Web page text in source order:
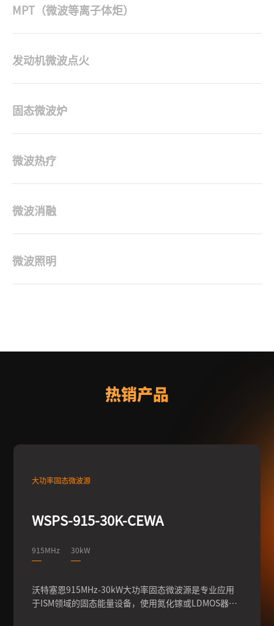
MPT（微波等离子体炬）
发动机微波点火
固态微波炉
微波热疗
微波消融
微波照明
热销产品
大功率固态微波源
WSPS-915-30K-CEWA
915MHz 30kW
沃特塞恩915MHz-30kW大功率固态微波源是专业应用
于ISM领域的固态能量设备，使用氮化镓或LDMOS器